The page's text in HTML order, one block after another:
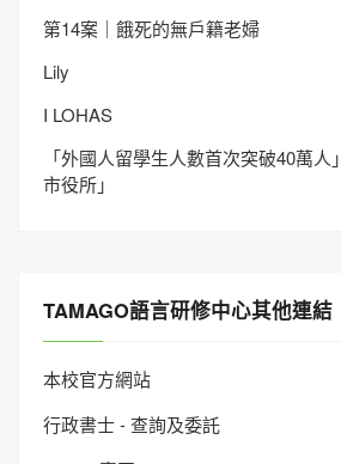
第14案｜餓死的無戶籍老婦
Lily
I LOHAS
「外國人留學生人數首次突破40萬
市役所」
TAMAGO語言研修中心其他連結
本校官方網站
行政書士 - 查詢及委託